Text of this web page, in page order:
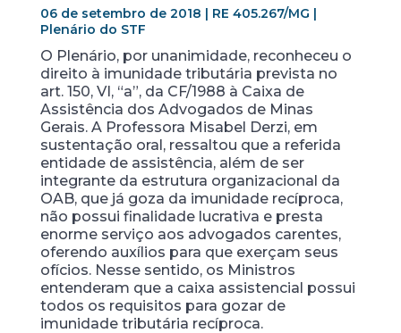
06 de setembro de 2018 | RE 405.267/MG |
Plenário do STF
O Plenário, por unanimidade, reconheceu o
direito à imunidade tributária prevista no
art. 150, VI, “a”, da CF/1988 à Caixa de
Assistência dos Advogados de Minas
Gerais. A Professora Misabel Derzi, em
sustentação oral, ressaltou que a referida
entidade de assistência, além de ser
integrante da estrutura organizacional da
OAB, que já goza da imunidade recíproca,
não possui finalidade lucrativa e presta
enorme serviço aos advogados carentes,
oferendo auxílios para que exerçam seus
ofícios. Nesse sentido, os Ministros
entenderam que a caixa assistencial possui
todos os requisitos para gozar de
imunidade tributária recíproca.